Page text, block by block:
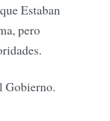
Estaban
pero
Gobierno.